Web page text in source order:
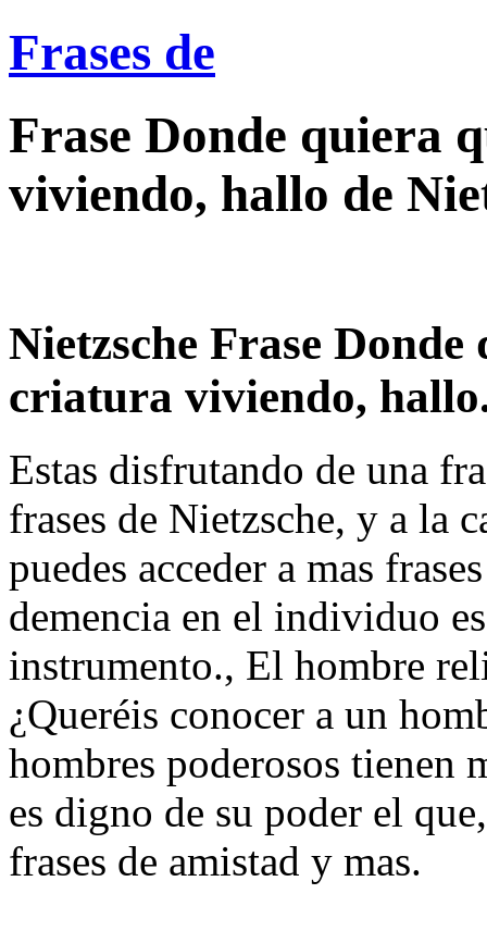
Frases de
Frase Donde quiera
viviendo, hallo de
Nietzsche Frase
criatura viviendo,
Estas disfrutando de una
frases de Nietzsche, y a la
puedes acceder a mas
demencia en el individuo
instrumento., El hombre
¿Queréis conocer a un
hombres poderosos tienen
es digno de su poder el
frases de amistad y mas.